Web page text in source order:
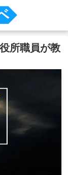
所職員が教